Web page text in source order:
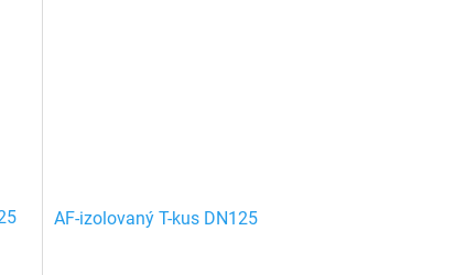
AF-izolovaný T-kus DN125